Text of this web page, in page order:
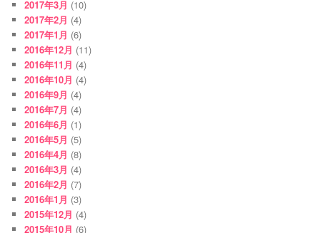
2017年3月 (10)
2017年2月 (4)
2017年1月 (6)
2016年12月 (11)
2016年11月 (4)
2016年10月 (4)
2016年9月 (4)
2016年7月 (4)
2016年6月 (1)
2016年5月 (5)
2016年4月 (8)
2016年3月 (4)
2016年2月 (7)
2016年1月 (3)
2015年12月 (4)
2015年10月 (6)